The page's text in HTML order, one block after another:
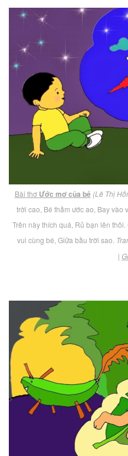
Bài thơ Ước mơ của bé (Lê Thị
trời cao, Bé thầm ước ao, Bay vào
Trên này thích quá, Rủ bạn lên
vui cùng bé, Giữa bầu trời sao.
|